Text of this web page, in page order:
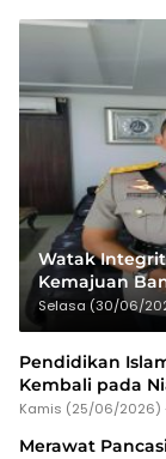
Watak
Kemajuan
Selasa (30/06/
Pendidikan
Kembali pada
Kamis (25/06/2026) -
Merawat